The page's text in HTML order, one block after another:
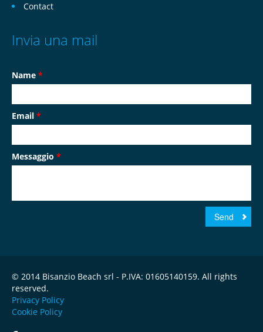
Contact
Invia una mail
Name *
Email *
Messaggio *
© 2014 Bisanzio Beach srl - P.IVA: 01605140159. All rights
reserved.
Privacy Policy
Cookie Policy